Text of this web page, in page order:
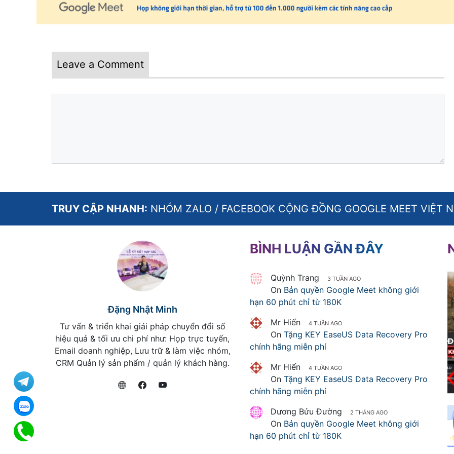
Leave a Comment
TRUY CẬP NHANH: NHÓM ZALO / FACEBOOK CỘNG ĐỒNG GOOGLE MEET VIỆT
Đặng Nhật Minh
Tư vấn & triển khai giải pháp chuyển đổi số
hiệu quả & tối ưu chi phí như: Họp trực tuyến,
Email doanh nghiệp, Lưu trữ & làm việc nhóm,
CRM Quản lý sản phẩm / quản lý khách hàng.
BÌNH LUẬN GẦN ĐÂY
Quỳnh Trang 3 TUẦN AGO
On Bản quyền Google Meet không giới
hạn 60 phút chỉ từ 180K
Mr Hiến
4 TUẦN AGO
On Tặng KEY EaseUS Data Recovery Pro
chính hãng miễn phí
Mr Hiến
4 TUẦN AGO
On Tặng KEY EaseUS Data Recovery Pro
chính hãng miễn phí
Dương Bửu Đường
2 THÁNG AGO
On Bản quyền Google Meet không giới
hạn 60 phút chỉ từ 180K